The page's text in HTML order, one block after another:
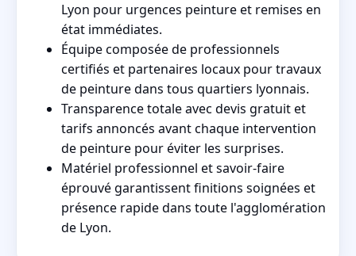
Lyon pour urgences peinture et remises en
état immédiates.
Équipe composée de professionnels
certifiés et partenaires locaux pour travaux
de peinture dans tous quartiers lyonnais.
Transparence totale avec devis gratuit et
tarifs annoncés avant chaque intervention
de peinture pour éviter les surprises.
Matériel professionnel et savoir-faire
éprouvé garantissent finitions soignées et
présence rapide dans toute l'agglomération
de Lyon.